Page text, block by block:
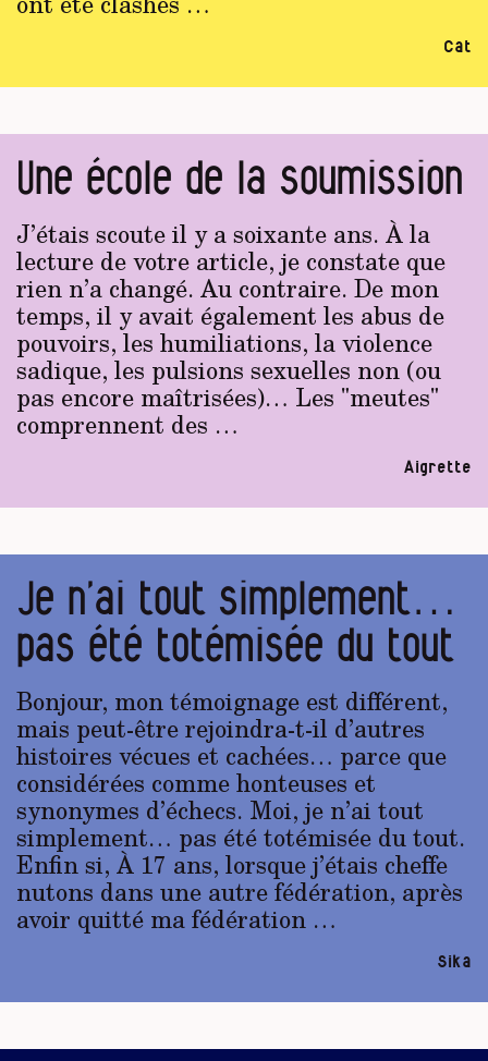
Cat
Une école de la soumission
J’étais scoute il y a soixante ans. À la
lecture de votre article, je constate que
rien n’a changé. Au contraire. De mon
temps, il y avait également les abus de
pouvoirs, les humiliations, la violence
sadique, les pulsions sexuelles non (ou
pas encore maîtrisées)… Les "meutes"
comprennent des …
Aigrette
Je n’ai tout simplement…
pas été totémisée du tout
Bonjour, mon témoignage est différent,
mais peut-être rejoindra-t-il d’autres
histoires vécues et cachées… parce que
considérées comme honteuses et
synonymes d’échecs. Moi, je n’ai tout
simplement… pas été totémisée du tout.
Enfin si, À 17 ans, lorsque j’étais cheffe
nutons dans une autre fédération, après
avoir quitté ma fédération …
Sika